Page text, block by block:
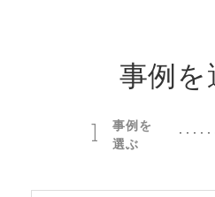
事例を
1
事例を
選ぶ